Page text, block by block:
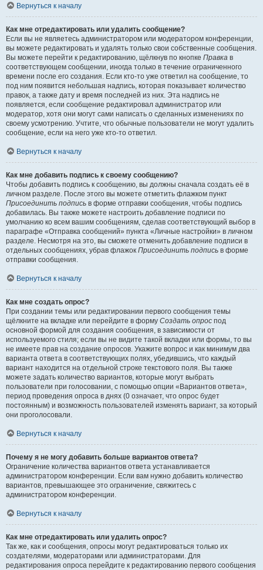
Вернуться к началу
Как мне отредактировать или удалить сообщение?
Если вы не являетесь администратором или модератором конференции,
вы можете редактировать и удалять только свои собственные сообщения.
Вы можете перейти к редактированию, щёлкнув по кнопке Правка в
соответствующем сообщении, иногда только в течение ограниченного
времени после его создания. Если кто-то уже ответил на сообщение, то
под ним появится небольшая надпись, которая показывает количество
правок, а также дату и время последней из них. Эта надпись не
появляется, если сообщение редактировал администратор или
модератор, хотя они могут сами написать о сделанных изменениях по
своему усмотрению. Учтите, что обычные пользователи не могут удалить
сообщение, если на него уже кто-то ответил.
Вернуться к началу
Как мне добавить подпись к своему сообщению?
Чтобы добавить подпись к сообщению, вы должны сначала создать её в
личном разделе. После этого вы можете отметить флажком пункт
Присоединить подпись в форме отправки сообщения, чтобы подпись
добавилась. Вы также можете настроить добавление подписи по
умолчанию ко всем вашим сообщениям, сделав соответствующий выбор в
параграфе «Отправка сообщений» пункта «Личные настройки» в личном
разделе. Несмотря на это, вы сможете отменить добавление подписи в
отдельных сообщениях, убрав флажок Присоединить подпись в форме
отправки сообщения.
Вернуться к началу
Как мне создать опрос?
При создании темы или редактировании первого сообщения темы
щёлкните на вкладке или перейдите в форму Создать опрос под
основной формой для создания сообщения, в зависимости от
используемого стиля; если вы не видите такой вкладки или формы, то вы
не имеете прав на создание опросов. Укажите вопрос и как минимум два
варианта ответа в соответствующих полях, убедившись, что каждый
вариант находится на отдельной строке текстового поля. Вы также
можете задать количество вариантов, которые могут выбрать
пользователи при голосовании, с помощью опции «Вариантов ответа»,
период проведения опроса в днях (0 означает, что опрос будет
постоянным) и возможность пользователей изменять вариант, за который
они проголосовали.
Вернуться к началу
Почему я не могу добавить больше вариантов ответа?
Ограничение количества вариантов ответа устанавливается
администратором конференции. Если вам нужно добавить количество
вариантов, превышающее это ограничение, свяжитесь с
администратором конференции.
Вернуться к началу
Как мне отредактировать или удалить опрос?
Так же, как и сообщения, опросы могут редактироваться только их
создателями, модераторами или администраторами. Для
редактирования опроса перейдите к редактированию первого сообщения